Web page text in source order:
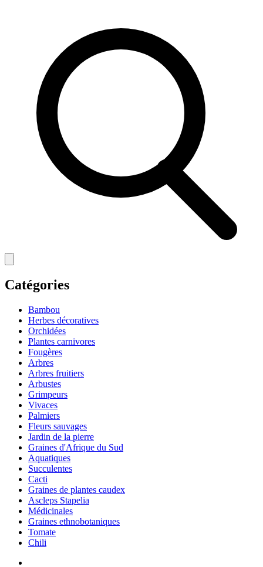
Catégories
Bambou
Herbes décoratives
Orchidées
Plantes carnivores
Fougères
Arbres
Arbres fruitiers
Arbustes
Grimpeurs
Vivaces
Palmiers
Fleurs sauvages
Jardin de la pierre
Graines d'Afrique du Sud
Aquatiques
Succulentes
Cacti
Graines de plantes caudex
Ascleps Stapelia
Médicinales
Graines ethnobotaniques
Tomate
Chili